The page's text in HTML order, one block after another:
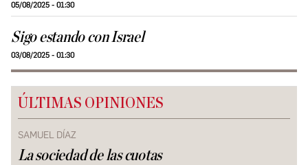
05/08/2025 - 01:30
Sigo estando con Israel
03/08/2025 - 01:30
ÚLTIMAS OPINIONES
SAMUEL DÍAZ
La sociedad de las cuotas